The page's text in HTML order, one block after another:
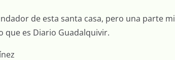
de esta santa casa, pero una parte
que es Diario Guadalquivir.